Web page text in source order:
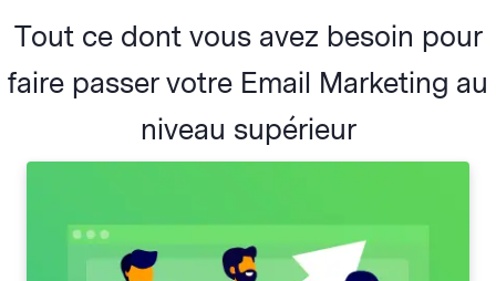
Tout ce dont vous avez besoin pour
faire passer votre Email Marketing au
niveau supérieur